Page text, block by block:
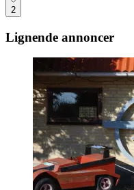
2
Lignende annoncer